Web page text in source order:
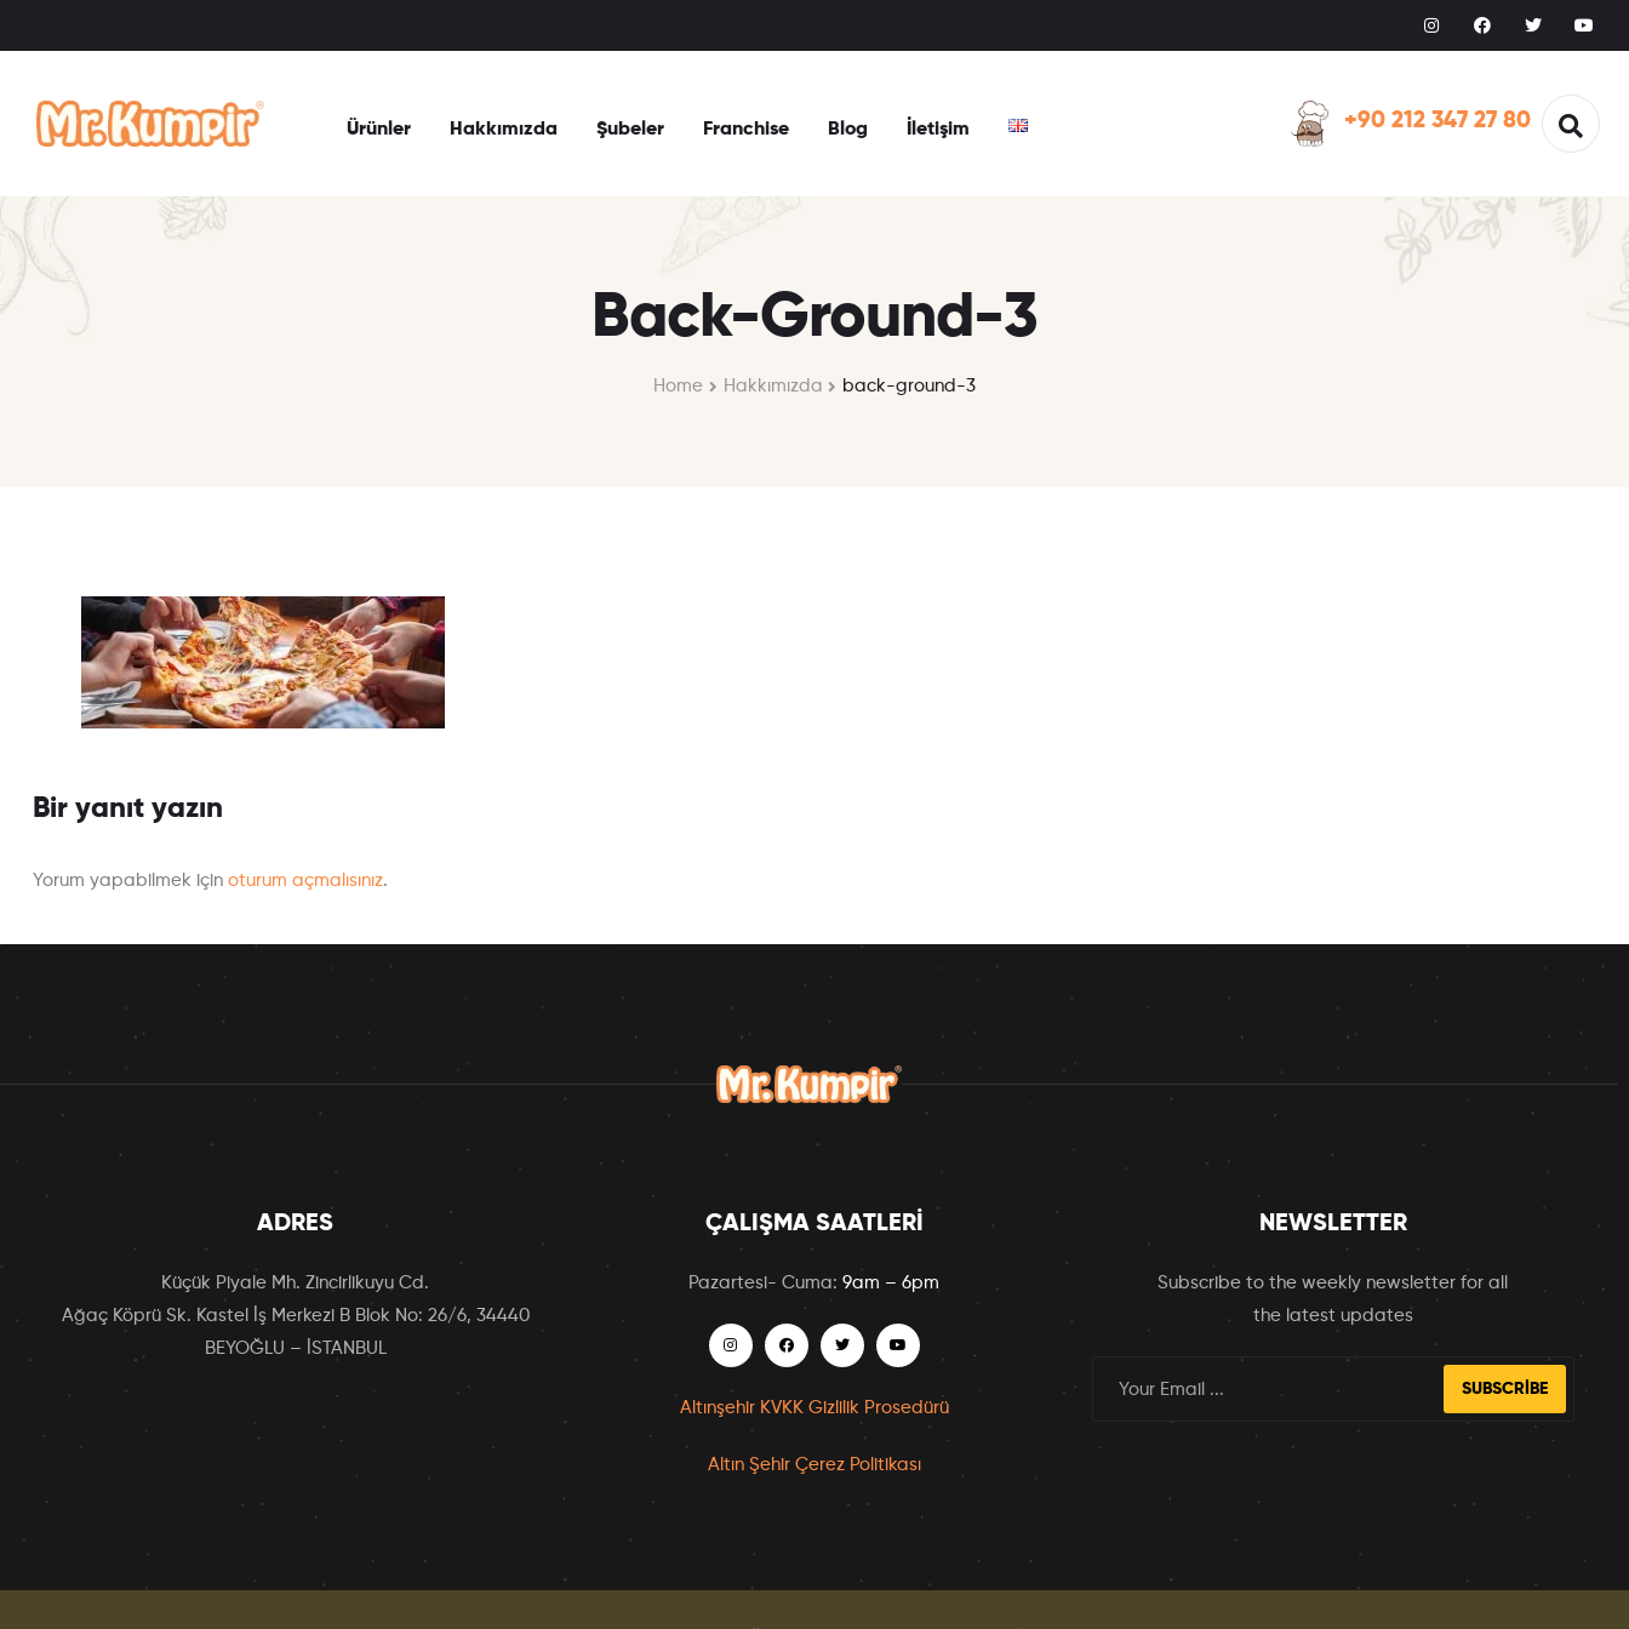
Ürünler Hakkımızda Şubeler Franchise Blog İletişim +90 212 347 27 80
Back-Ground-3
Home Hakkımızda back-ground-3
Bir yanıt yazın
Yorum yapabilmek için oturum açmalısınız.
ADRES
Küçük Piyale Mh. Zincirlikuyu Cd.
Ağaç Köprü Sk. Kastel İş Merkezi B Blok No: 26/6, 34440
BEYOĞLU – İSTANBUL
ÇALIŞMA SAATLERI
Pazartesi- Cuma:9am – 6pm
Altınşehir KVKK Gizlilik Prosedürü
Altın Şehir Çerez Politikası
NEWSLETTER
Subscribe to the weekly newsletter for all
the latest updates
SUBSCRIBE